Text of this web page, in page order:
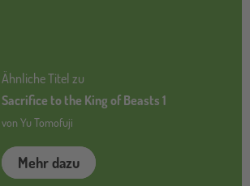
Ähnliche Titel zu
Sacrifice to the King of Beasts 1
von Yu Tomofuji
Mehr dazu
inaktiv)